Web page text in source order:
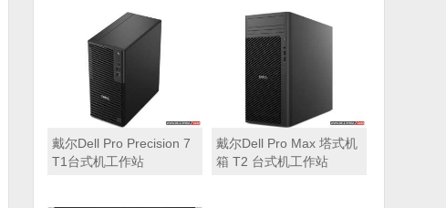
戴尔Dell Pro Precision 7
T1台式机工作站
戴尔Dell Pro Max 塔式机
箱 T2 台式机工作站